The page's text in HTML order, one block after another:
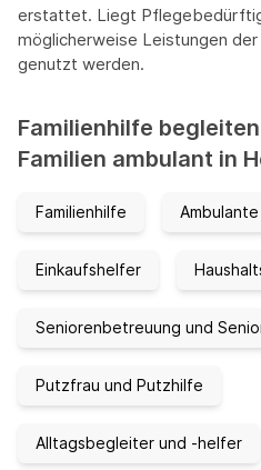
erstattet. Liegt
möglicherweise Leistungen
genutzt werden.
Familienhilfe
Familien ambulant in
Familienhilfe
Einkaufshelfer
Seniorenbetreuung und
Putzfrau und Putzhilfe
Alltagsbegleiter und -helfer